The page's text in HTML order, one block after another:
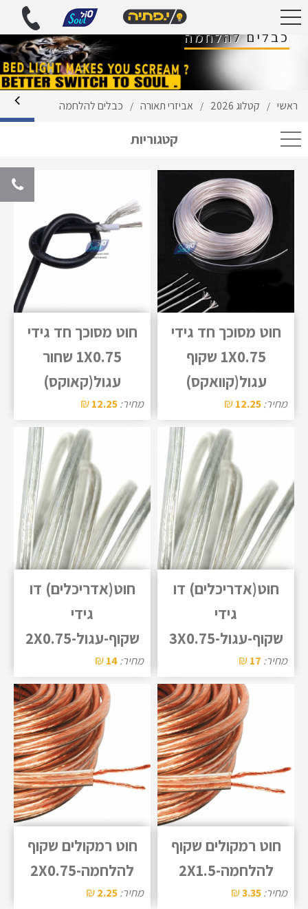
כבלים להלחמה
ראשי / קטלוג 2026 / אביזרי תאורה / כבלים להלחמה
קטגוריות
חוט מסוכך חד גידי
1X0.75 שקוף
עגול(קוואקס)
מחיר:12.25
₪
חוט מסוכך חד גידי
1X0.75 שחור
עגול(קאוקס)
מחיר:12.25
₪
חוט(אדריכלים) דו
גידי
שקוף-עגול-3X0.75
מחיר: 17
₪
חוט(אדריכלים) דו
גידי
שקוף-עגול-2X0.75
מחיר:14
₪
חוט רמקולים שקוף
להלחמה-2X1.5
מחיר:3.35
₪
חוט רמקולים שקוף
להלחמה-2X0.75
מחיר:2.25
₪